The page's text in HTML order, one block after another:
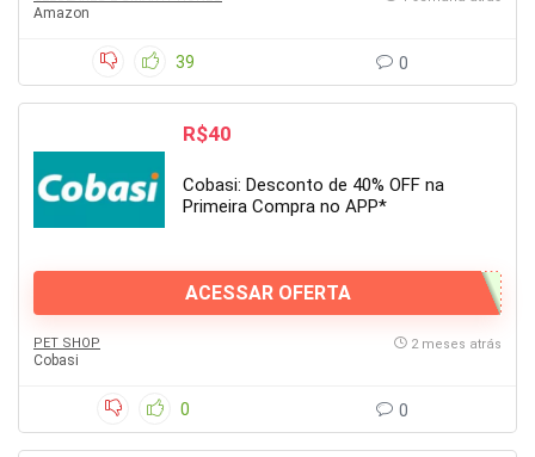
Amazon
39 0
R$40
Cobasi: Desconto de 40% OFF na
Primeira Compra no APP*
ACESSAR OFERTA
PET SHOP
Cobasi
2 meses atrás
0 0